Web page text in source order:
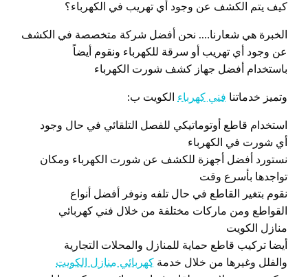
كيف يتم الكشف عن وجود أي تهريب في الكهرباء؟
الخبرة هي شعارنا…. نحن أفضل شركة متخصصة في الكشف
عن وجود أي تهريب أو سرقة للكهرباء ونقوم أيضاً
باستخدام أفضل جهاز كشف شورت الكهرباء
وتميز خدماتنا فني كهرباء الكويت ب:
استخدام قاطع أوتوماتيكي للفصل التلقائي في حال وجود
أي شورت في الكهرباء
نستورد أفضل أجهزة للكشف عن شورت الكهرباء ومكان
تواجدها بأسرع وقت
نقوم بتغير القاطع في حال تلفه ونوفر أفضل أنواع
القواطع ومن ماركات مختلفة من خلال فني كهربائي
منازل الكويت
أيضا تركيب قاطع حماية للمنازل والمحلات التجارية
والفلل وغيرها من خلال خدمة كهربائي منازل الكويت